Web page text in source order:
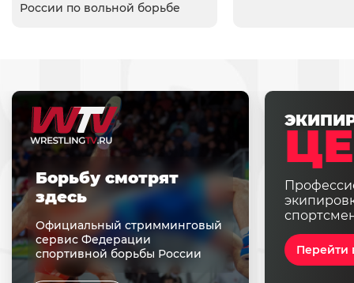
России по вольной борьбе
Перейти
Борьбу смотрят
здесь
Официальный стримминговый
сервис Федерации
спортивной борьбы России